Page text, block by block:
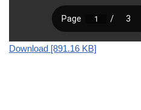
Download [891.16 KB]